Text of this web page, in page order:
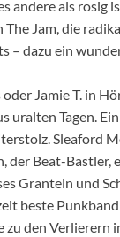
andere als rosig
Jam, die
dazu ein
Jamie T. in
Tagen.
Sleaford
Beat-Bastler,
Granteln und
beste
den Verlierern